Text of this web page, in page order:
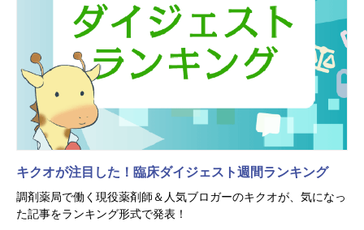
キクオが注目した！臨床ダイジェスト週間ランキング
調剤薬局で働く現役薬剤師＆人気ブロガーのキクオが、気になっ
た記事をランキング形式で発表！